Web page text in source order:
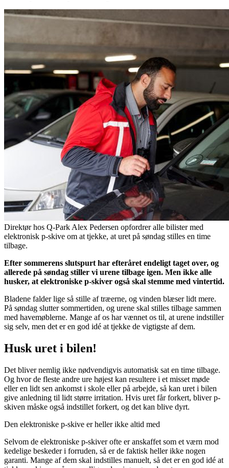
Direktør hos Q-Park Alex Pedersen opfordrer alle bilister med
elektronisk p-skive om at tjekke, at uret på søndag stilles en time
tilbage.
Efter sommerens slutspurt har efteråret endeligt taget over, og
allerede på søndag stiller vi urene tilbage igen. Men ikke alle
husker, at elektroniske p-skiver også skal stemme med vintertid.
Bladene falder lige så stille af træerne, og vinden blæser lidt mere.
På søndag slutter sommertiden, og urene skal stilles tilbage sammen
med havemøblerne. Mange af os har vænnet os til, at urene indstiller
sig selv, men det er en god idé at tjekke de vigtigste af dem.
Husk uret i bilen!
Det bliver nemlig ikke nødvendigvis automatisk sat en time tilbage.
Og hvor de fleste andre ure højest kan resultere i et misset møde
eller en lidt sen ankomst i skole eller på arbejde, så kan uret i bilen
give anledning til lidt større irritation. Hvis uret får forkert, bliver p-
skiven måske også indstillet forkert, og det kan blive dyrt.
Den elektroniske p-skive er heller ikke altid med
Selvom de elektroniske p-skiver ofte er anskaffet som et værn mod
kedelige beskeder i forruden, så er de faktisk heller ikke nogen
garanti. Mange af dem skal indstilles manuelt, så det er en god idé at